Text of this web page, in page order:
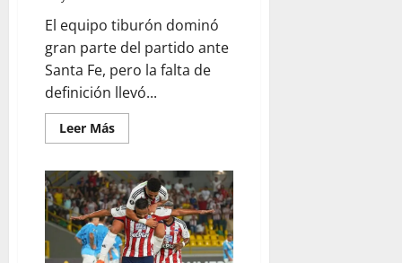
El equipo tiburón dominó
gran parte del partido ante
Santa Fe, pero la falta de
definición llevó...
Leer Más